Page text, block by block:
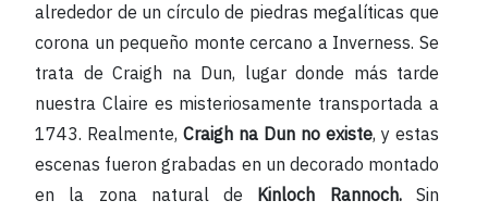
alrededor de un círculo de piedras megalíticas que
corona un pequeño monte cercano a Inverness. Se
trata de Craigh na Dun, lugar donde más tarde
nuestra Claire es misteriosamente transportada a
1743. Realmente, Craigh na Dun no existe, y estas
escenas fueron grabadas en un decorado montado
en la zona natural de Kinloch Rannoch.Sin